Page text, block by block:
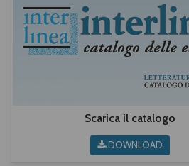
Scarica il catalogo
DOWNLOAD